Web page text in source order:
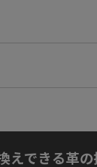
えできる革